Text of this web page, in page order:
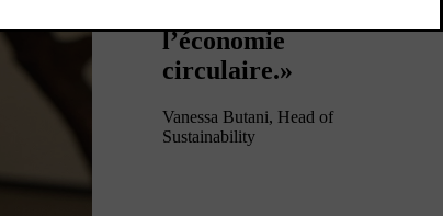
l’économie
circulaire.»
Vanessa Butani, Head of
Sustainability